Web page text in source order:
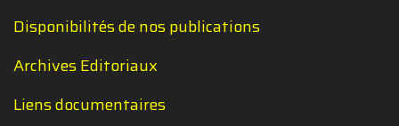
Disponibilités de nos publications
Archives Editoriaux
Liens documentaires